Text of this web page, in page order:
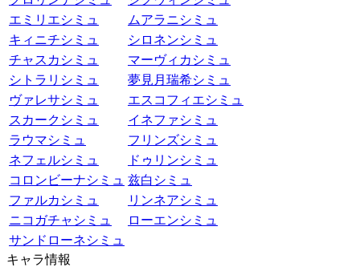
エミリエシミュ
ムアラニシミュ
キィニチシミュ
シロネンシミュ
チャスカシミュ
マーヴィカシミュ
シトラリシミュ
夢見月瑞希シミュ
ヴァレサシミュ
エスコフィエシミュ
スカークシミュ
イネファシミュ
ラウマシミュ
フリンズシミュ
ネフェルシミュ
ドゥリンシミュ
コロンビーナシミュ 兹白シミュ
ファルカシミュ
リンネアシミュ
ニコガチャシミュ
ローエンシミュ
サンドローネシミュ
キャラ情報